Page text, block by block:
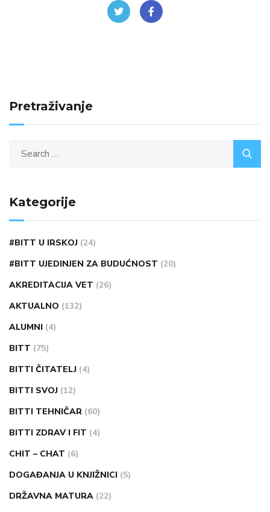
Pretraživanje
Kategorije
#BITT U IRSKOJ (24)
#BITT UJEDINJEN ZA BUDUĆNOST (20)
AKREDITACIJA VET (26)
AKTUALNO (132)
ALUMNI (4)
BITT (75)
BITTI ČITATELJ (4)
BITTI SVOJ (12)
BITTI TEHNIČAR (60)
BITTI ZDRAV I FIT (4)
CHIT – CHAT (6)
DOGAĐANJA U KNJIŽNICI (5)
DRŽAVNA MATURA (22)